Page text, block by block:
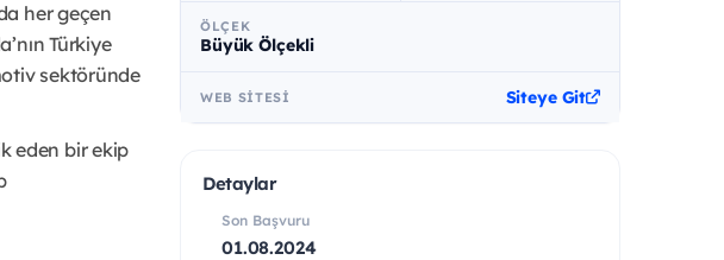
her geçen
Türkiye
sektöründe
eden bir ekip
ÖLÇEK
Büyük Ölçekli
WEB SITESI Siteye Git
Detaylar
Son Başvuru
01.08.2024